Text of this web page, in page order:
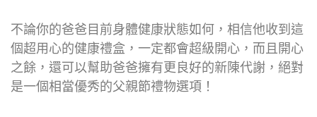
不論你的爸爸目前身體健康狀態如何，相信他收到這
個超用心的健康禮盒，一定都會超級開心，而且開心
之餘，還可以幫助爸爸擁有更良好的新陳代謝，絕對
是一個相當優秀的父親節禮物選項！